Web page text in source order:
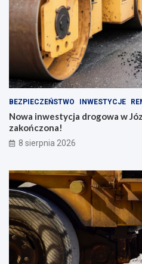
BEZPIECZEŃSTWO INWESTYCJE
Nowa inwestycja drogowa w
zakończona!
8 sierpnia 2026